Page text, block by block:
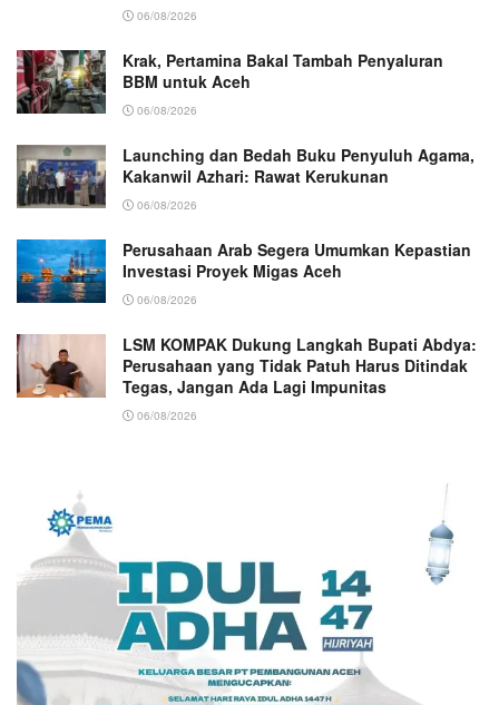
06/08/2026
Krak, Pertamina Bakal Tambah Penyaluran
BBM untuk Aceh
06/08/2026
Launching dan Bedah Buku Penyuluh Agama,
Kakanwil Azhari: Rawat Kerukunan
06/08/2026
Perusahaan Arab Segera Umumkan Kepastian
Investasi Proyek Migas Aceh
06/08/2026
LSM KOMPAK Dukung Langkah Bupati Abdya:
Perusahaan yang Tidak Patuh Harus Ditindak
Tegas, Jangan Ada Lagi Impunitas
06/08/2026